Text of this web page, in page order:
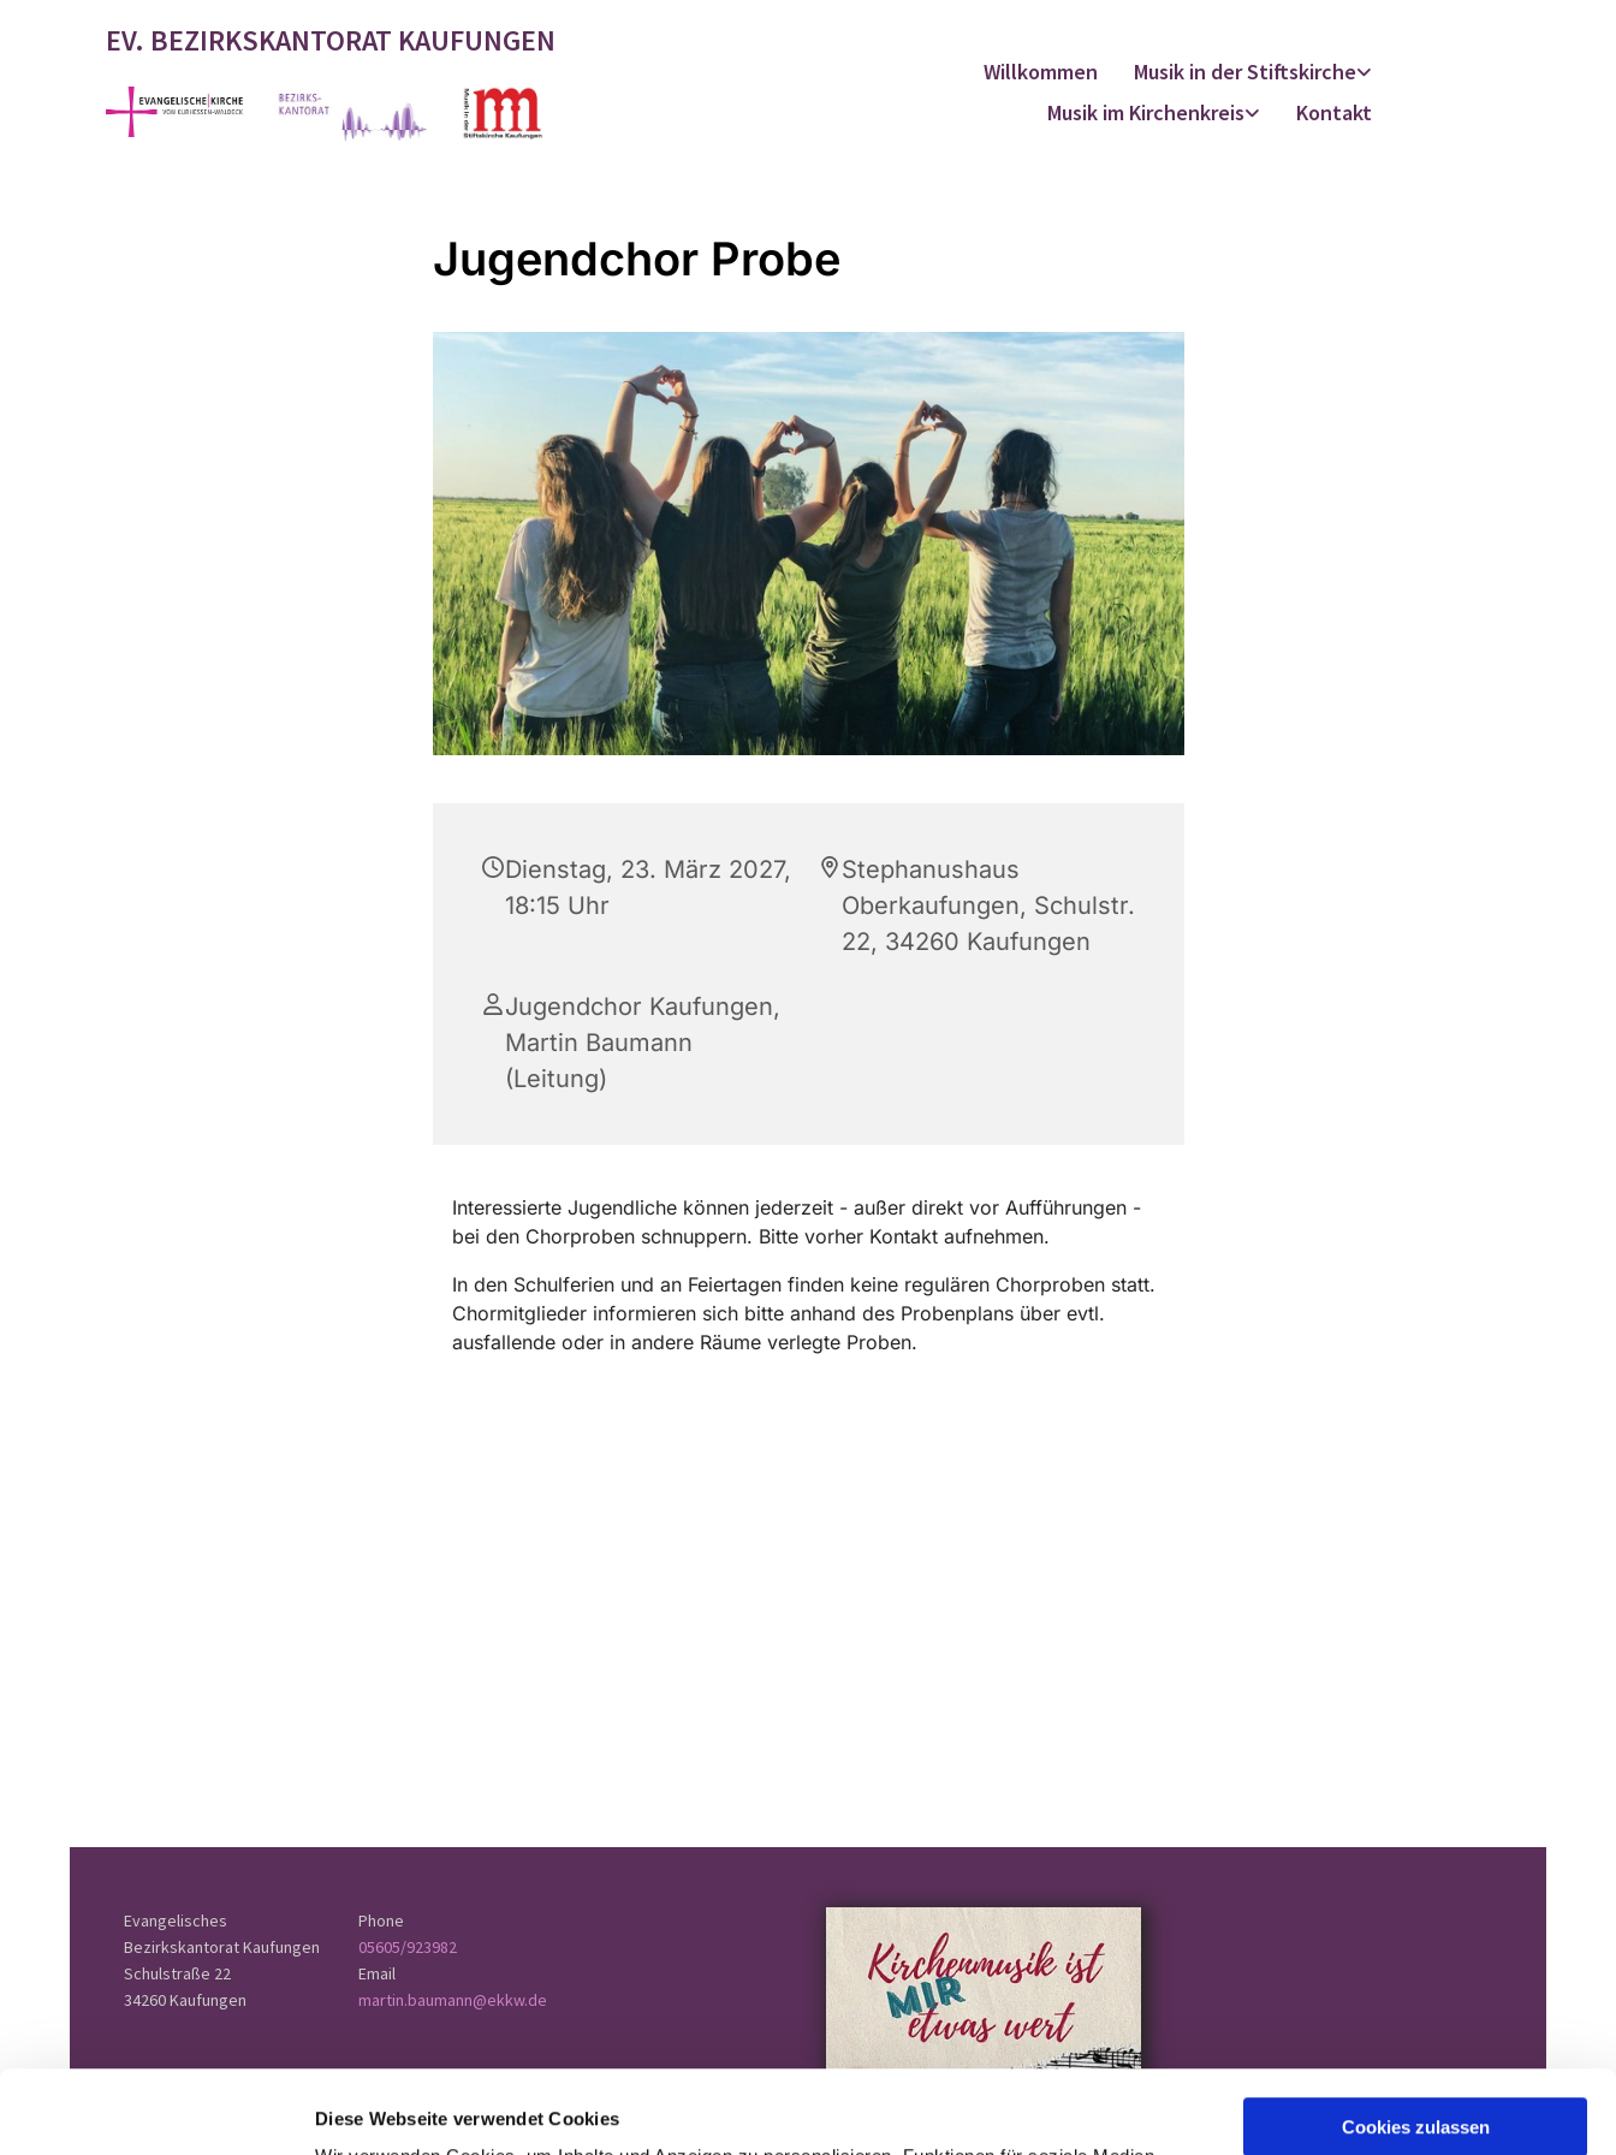
Diese Webseite verwendet Cookies
Cookies zulassen
EV. BEZIRKSKANTORAT KAUFUNGEN
Willkommen
Musik in der Stiftskirche
Musik im Kirchenkreis
Kontakt
Jugendchor Probe
Dienstag, 23. März 2027,
18:15 Uhr
Stephanushaus
Oberkaufungen, Schulstr.
22, 34260 Kaufungen
Jugendchor Kaufungen,
Martin Baumann
(Leitung)
Interessierte Jugendliche können jederzeit - außer direkt vor Aufführungen -
bei den Chorproben schnuppern. Bitte vorher Kontakt aufnehmen.
In den Schulferien und an Feiertagen finden keine regulären Chorproben statt.
Chormitglieder informieren sich bitte anhand des Probenplans über evtl.
ausfallende oder in andere Räume verlegte Proben.
Evangelisches
Bezirkskantorat Kaufungen
Schulstraße 22
34260 Kaufungen
Phone
05605/923982
Email
martin.baumann@ekkw.de